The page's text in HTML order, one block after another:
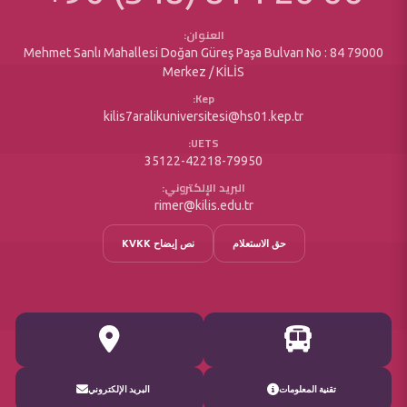
البريد الإلكتروني تقنية المعلومات
العنوان:
Mehmet Sanlı Mahallesi Doğan Güreş Paşa Bulvarı No : 84 79000
Merkez / KİLİS
Kep:
kilis7aralikuniversitesi@hs01.kep.tr
UETS:
35122-42218-79950
البريد الإلكتروني:
rimer@kilis.edu.tr
نص إيضاح KVKK حق الاستعلام